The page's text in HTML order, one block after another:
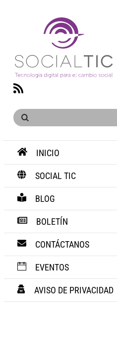
RSS
INICIO
SOCIAL TIC
BLOG
BOLETÍN
CONTÁCTANOS
EVENTOS
AVISO DE PRIVACIDAD